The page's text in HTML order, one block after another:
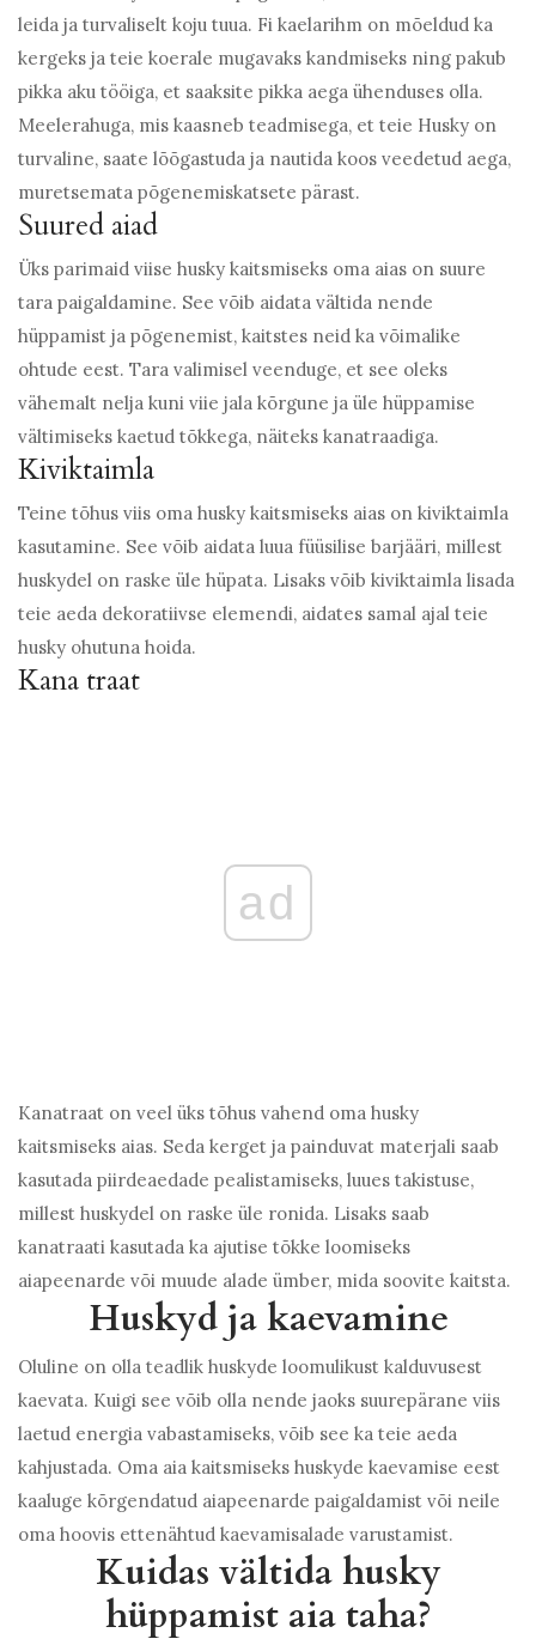
leida ja turvaliselt koju tuua. Fi kaelarihm on mõeldud ka
kergeks ja teie koerale mugavaks kandmiseks ning pakub
pikka aku tööiga, et saaksite pikka aega ühenduses olla.
Meelerahuga, mis kaasneb teadmisega, et teie Husky on
turvaline, saate lõõgastuda ja nautida koos veedetud aega,
muretsemata põgenemiskatsete pärast.
Suured aiad
Üks parimaid viise husky kaitsmiseks oma aias on suure
tara paigaldamine. See võib aidata vältida nende
hüppamist ja põgenemist, kaitstes neid ka võimalike
ohtude eest. Tara valimisel veenduge, et see oleks
vähemalt nelja kuni viie jala kõrgune ja üle hüppamise
vältimiseks kaetud tõkkega, näiteks kanatraadiga.
Kiviktaimla
Teine tõhus viis oma husky kaitsmiseks aias on kiviktaimla
kasutamine. See võib aidata luua füüsilise barjääri, millest
huskydel on raske üle hüpata. Lisaks võib kiviktaimla lisada
teie aeda dekoratiivse elemendi, aidates samal ajal teie
husky ohutuna hoida.
Kana traat
ad
Kanatraat on veel üks tõhus vahend oma husky
kaitsmiseks aias. Seda kerget ja painduvat materjali saab
kasutada piirdeaedade pealistamiseks, luues takistuse,
millest huskydel on raske üle ronida. Lisaks saab
kanatraati kasutada ka ajutise tõkke loomiseks
aiapeenarde või muude alade ümber, mida soovite kaitsta.
Huskyd ja kaevamine
Oluline on olla teadlik huskyde loomulikust kalduvusest
kaevata. Kuigi see võib olla nende jaoks suurepärane viis
laetud energia vabastamiseks, võib see ka teie aeda
kahjustada. Oma aia kaitsmiseks huskyde kaevamise eest
kaaluge kõrgendatud aiapeenarde paigaldamist või neile
oma hoovis ettenähtud kaevamisalade varustamist.
Kuidas vältida husky
hüppamist aia taha?